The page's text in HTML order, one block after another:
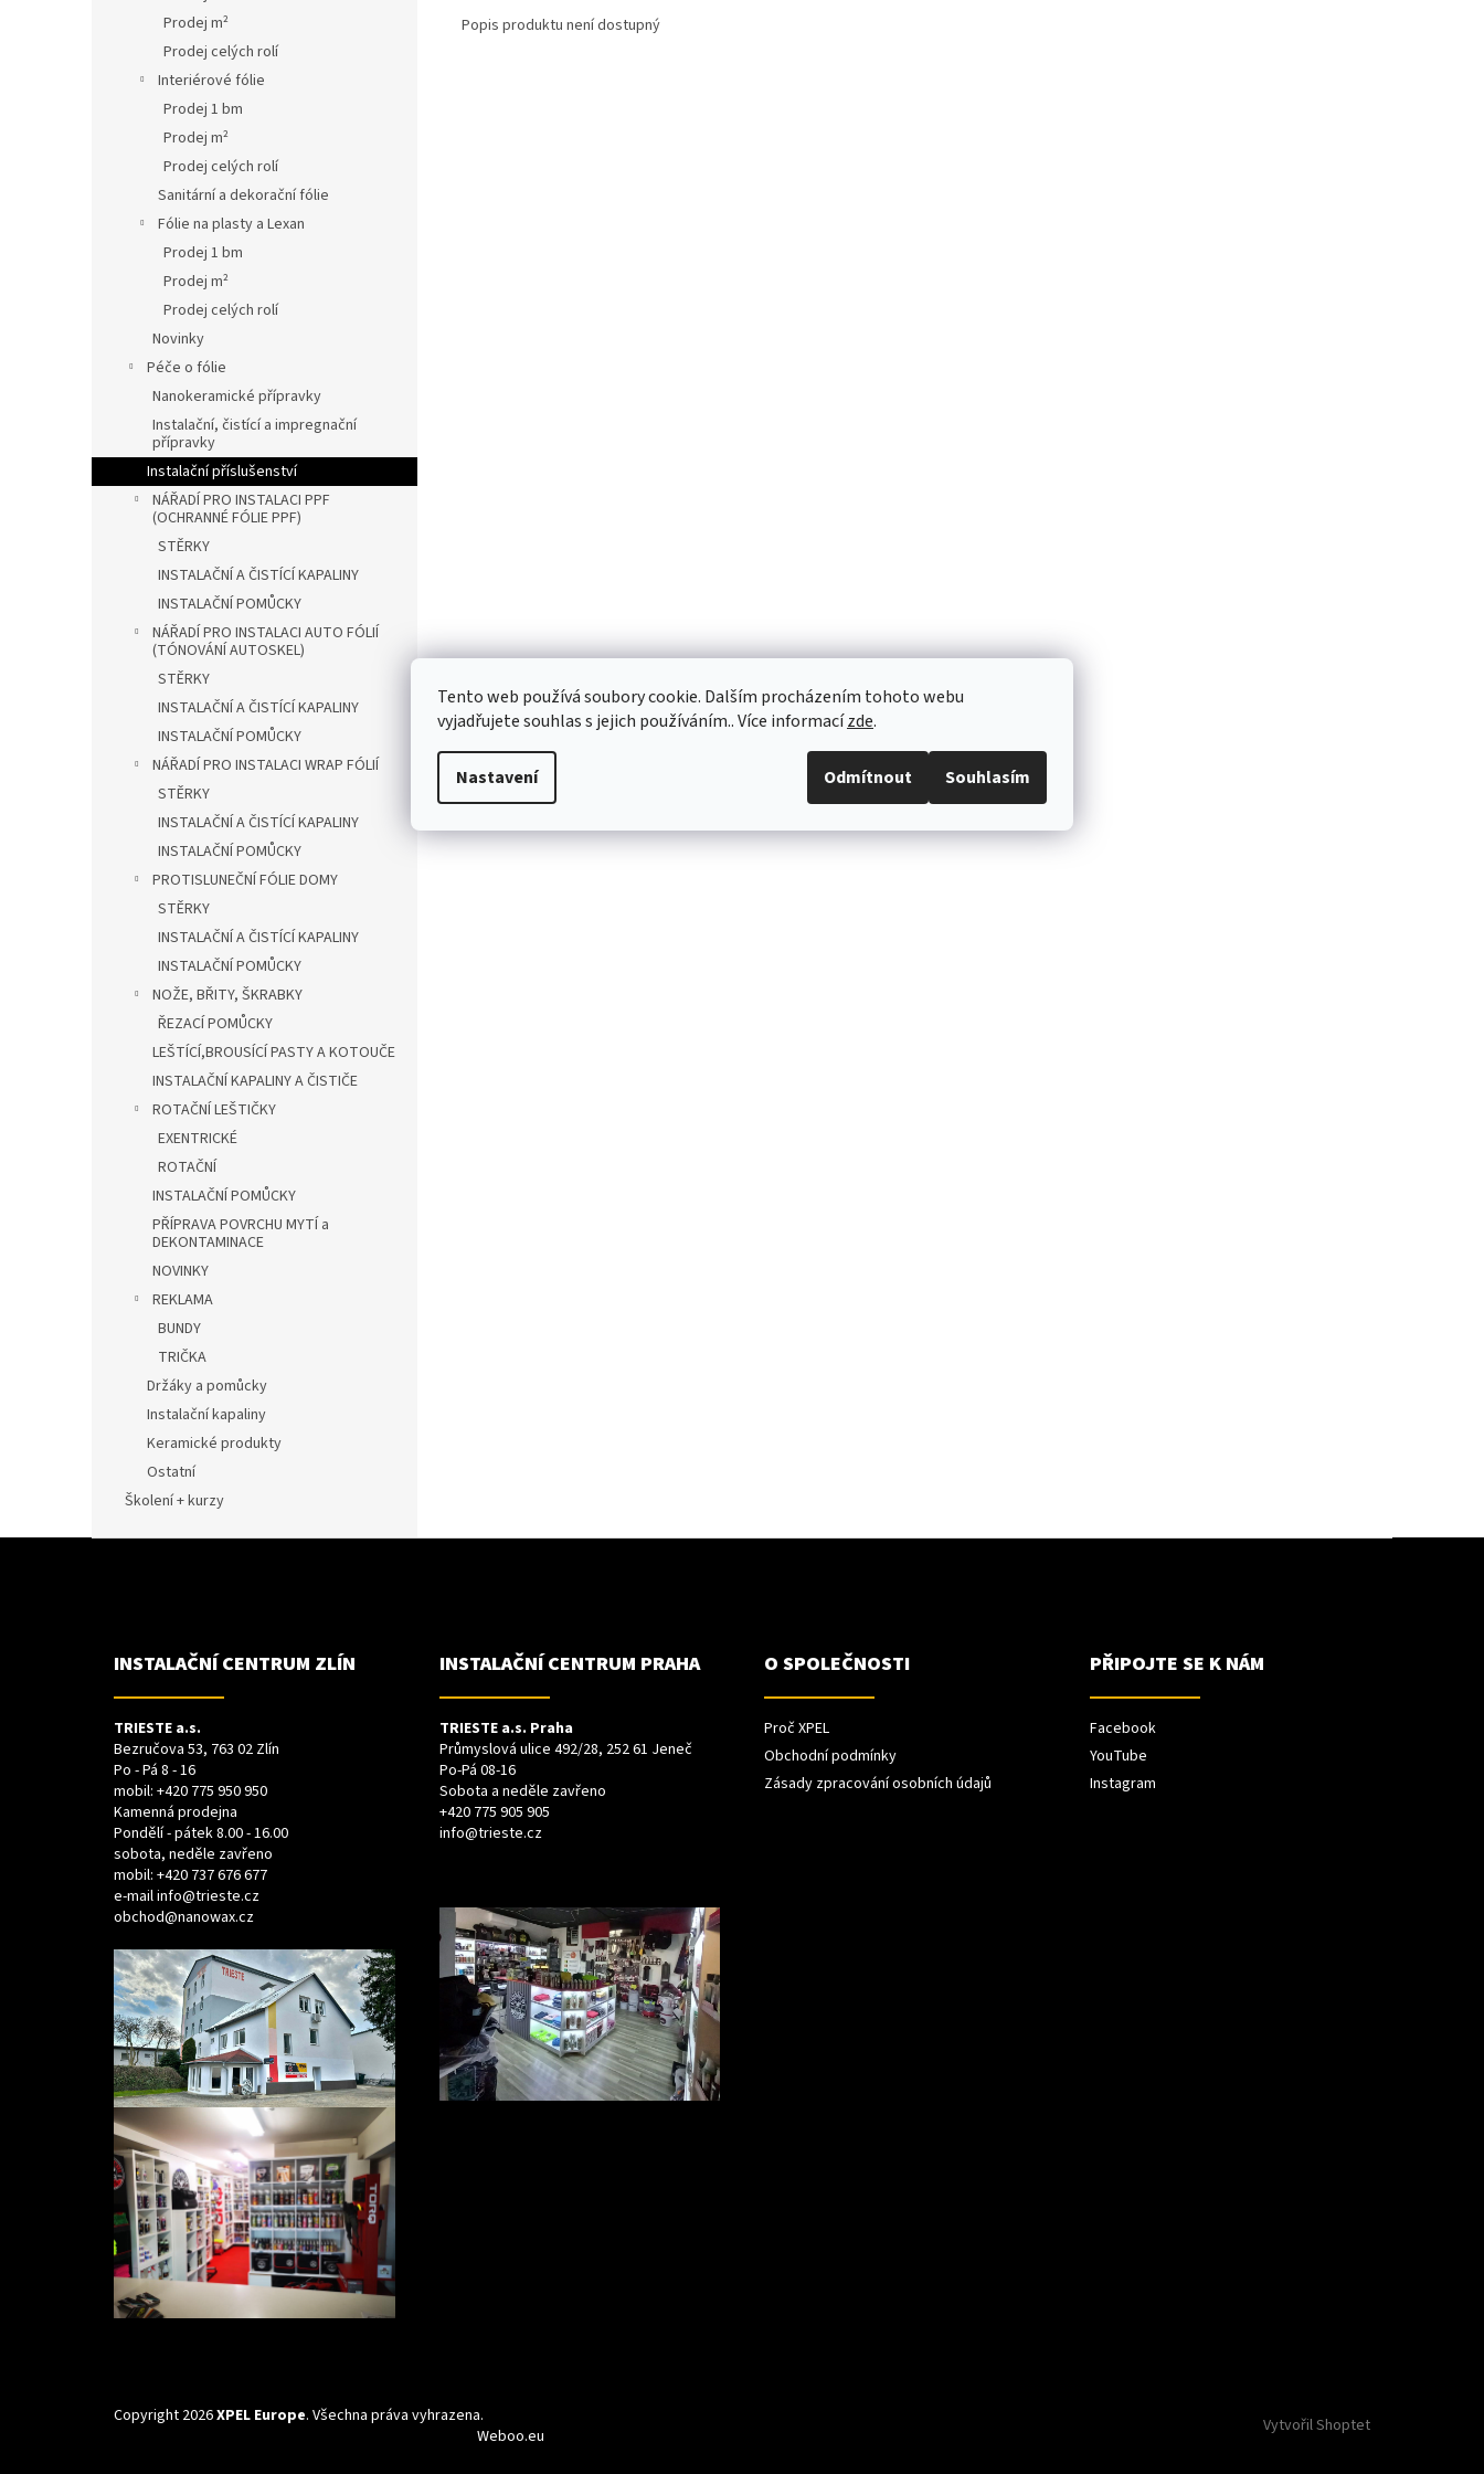
Tento web používá soubory cookie. Dalším procházením tohoto webu
vyjadřujete souhlas s jejich používáním.. Více informacízde.
Nastavení Odmítnout Souhlasím
Prodej m²
Prodej celých rolí
Interiérové fólie
Prodej 1 bm
Prodej m²
Prodej celých rolí
Sanitární a dekorační fólie
Fólie na plasty a Lexan
Prodej 1 bm
Prodej m²
Prodej celých rolí
Novinky
Péče o fólie
Nanokeramické přípravky
Instalační, čistící a impregnační
přípravky
Instalační příslušenství
NÁŘADÍ PRO INSTALACI PPF
(OCHRANNÉ FÓLIE PPF)
STĚRKY
INSTALAČNÍ A ČISTÍCÍ KAPALINY
INSTALAČNÍ POMŮCKY
NÁŘADÍ PRO INSTALACI AUTO FÓLIÍ
(TÓNOVÁNÍ AUTOSKEL)
STĚRKY
INSTALAČNÍ A ČISTÍCÍ KAPALINY
INSTALAČNÍ POMŮCKY
NÁŘADÍ PRO INSTALACI WRAP FÓLIÍ
STĚRKY
INSTALAČNÍ A ČISTÍCÍ KAPALINY
INSTALAČNÍ POMŮCKY
PROTISLUNEČNÍ FÓLIE DOMY
STĚRKY
INSTALAČNÍ A ČISTÍCÍ KAPALINY
INSTALAČNÍ POMŮCKY
NOŽE, BŘITY, ŠKRABKY
ŘEZACÍ POMŮCKY
LEŠTÍCÍ,BROUSÍCÍ PASTY A KOTOUČE
INSTALAČNÍ KAPALINY A ČISTIČE
ROTAČNÍ LEŠTIČKY
EXENTRICKÉ
ROTAČNÍ
INSTALAČNÍ POMŮCKY
PŘÍPRAVA POVRCHU MYTÍ a
DEKONTAMINACE
NOVINKY
REKLAMA
BUNDY
TRIČKA
Držáky a pomůcky
Instalační kapaliny
Keramické produkty
Ostatní
Školení + kurzy
Popis produktu není dostupný
Z
INSTALAČNÍ CENTRUM ZLÍN
TRIESTE a.s.
Bezručova 53, 763 02 Zlín
Po - Pá 8 - 16
mobil: +420 775 950 950
Kamenná prodejna
Pondělí - pátek 8.00 - 16.00
sobota, neděle zavřeno
mobil: +420 737 676 677
e-mailinfo@trieste.cz
obchod@nanowax.cz
INSTALAČNÍ CENTRUM PRAHA
TRIESTE a.s. Praha
Průmyslová ulice 492/28, 252 61 Jeneč
Po-Pá 08-16
Sobota a neděle zavřeno
+420 775 905 905
info@trieste.cz
O SPOLEČNOSTI
Proč XPEL
Obchodní podmínky
Zásady zpracování osobních údajů
PŘIPOJTE SE K NÁM
Facebook
YouTube
Instagram
Vytvořil Shoptet
Copyright 2026XPEL Europe. Všechna práva vyhrazena.
Weboo.eu